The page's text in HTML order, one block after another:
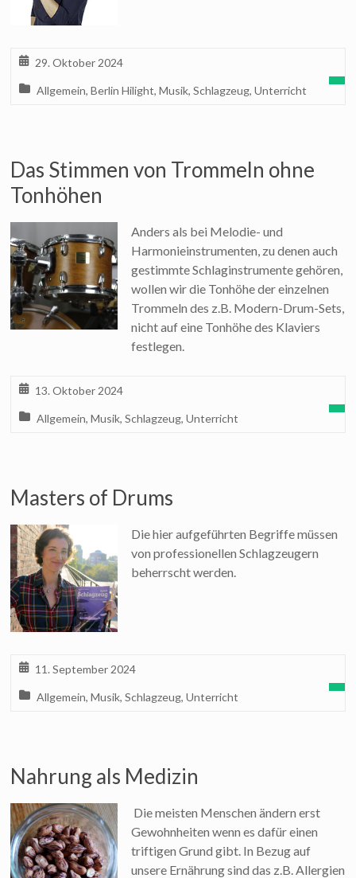
29. Oktober 2024
Allgemein,Berlin Hilight,Musik,Schlagzeug,Unterricht
Das Stimmen von Trommeln ohne
Tonhöhen
Anders als bei Melodie- und
Harmonieinstrumenten, zu denen auch
gestimmte Schlaginstrumente gehören,
wollen wir die Tonhöhe der einzelnen
Trommeln des z.B. Modern-Drum-Sets,
nicht auf eine Tonhöhe des Klaviers
festlegen.
13. Oktober 2024
Allgemein,Musik,Schlagzeug,Unterricht
Masters of Drums
Die hier aufgeführten Begriffe müssen
von professionellen Schlagzeugern
beherrscht werden.
11. September 2024
Allgemein,Musik,Schlagzeug,Unterricht
Nahrung als Medizin
Die meisten Menschen ändern erst
Gewohnheiten wenn es dafür einen
triftigen Grund gibt. In Bezug auf
unsere Ernährung sind das z.B. Allergien